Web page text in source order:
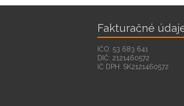
Fakturačné
IČO: 53 683 641
DIČ: 2121460572
IČ DPH: SK2121460572